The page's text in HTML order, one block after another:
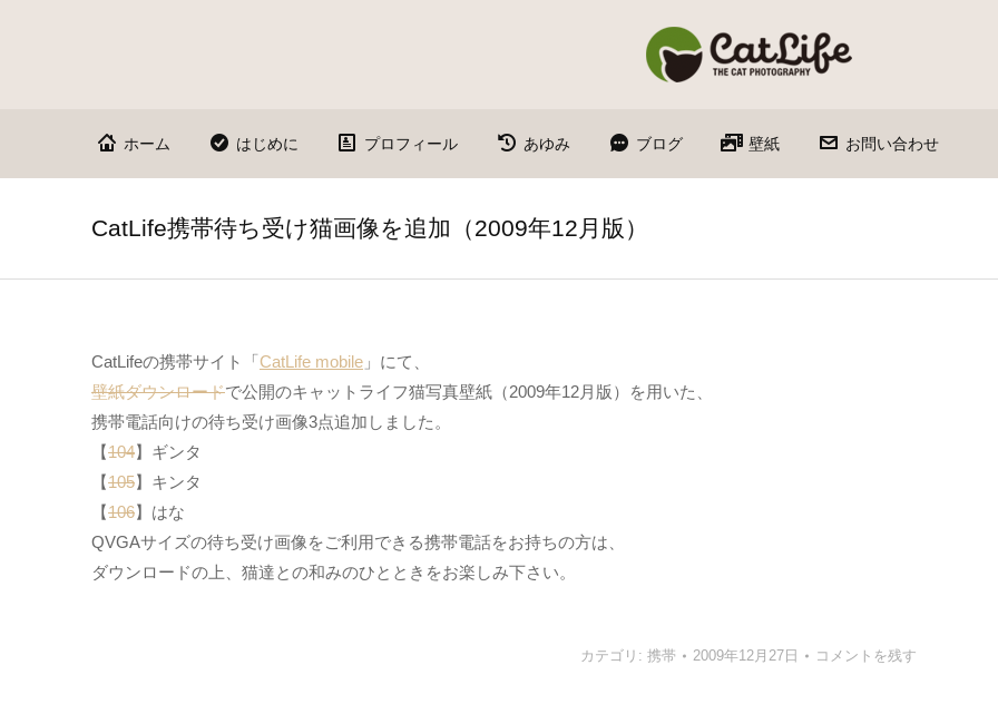
ホーム はじめに プロフィール あゆみ ブログ 壁紙 お問い合わせ
CatLife携帯待ち受け猫画像を追加（2009年12月版）
CatLifeの携帯サイト「CatLife mobile 」にて、
壁紙ダウンロードで公開のキャットライフ猫写真壁紙（2009年12月版）を用いた、
携帯電話向けの待ち受け画像3点追加しました。
【104】ギンタ
【105】キンタ
【106】はな
QVGAサイズの待ち受け画像をご利用できる携帯電話をお持ちの方は、
ダウンロードの上、猫達との和みのひとときをお楽しみ下さい。
カテゴリ: 携帯 2009年12月27日 コメントを残す